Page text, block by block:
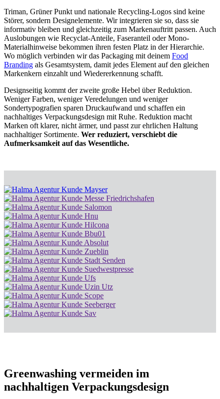
Triman, Grüner Punkt und nationale Recycling-Logos sind keine
Störer, sondern Designelemente. Wir integrieren sie so, dass sie
informativ bleiben und gleichzeitig zum Markenauftritt passen. Auch
Auslobungen wie Recyclat-Anteile, Faseranteil oder Mono-
Materialhinweise bekommen ihren festen Platz in der Hierarchie.
Wo möglich verbinden wir das Packaging mit deinem Food
Branding als Gesamtsystem, damit jedes Element auf den gleichen
Markenkern einzahlt und Wiedererkennung schafft.
Designseitig kommt der zweite große Hebel über Reduktion.
Weniger Farben, weniger Veredelungen und weniger
Sondertypografien sparen Druckaufwand und schaffen ein
nachhaltiges Verpackungsdesign mit Ruhe. Reduktion macht
Marken oft klarer, nicht ärmer, und passt zur ehrlichen Haltung
nachhaltiger Sortimente. Wer reduziert, verschiebt die
Aufmerksamkeit auf das Wesentliche.
Greenwashing vermeiden im
nachhaltigen Verpackungsdesign